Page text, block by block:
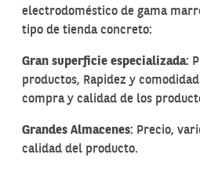
electrodoméstico de gama
tipo de tienda concreto:
Gran superficie especializada:
productos, Rapidez y
compra y calidad de los
Grandes Almacenes: Precio,
calidad del producto.